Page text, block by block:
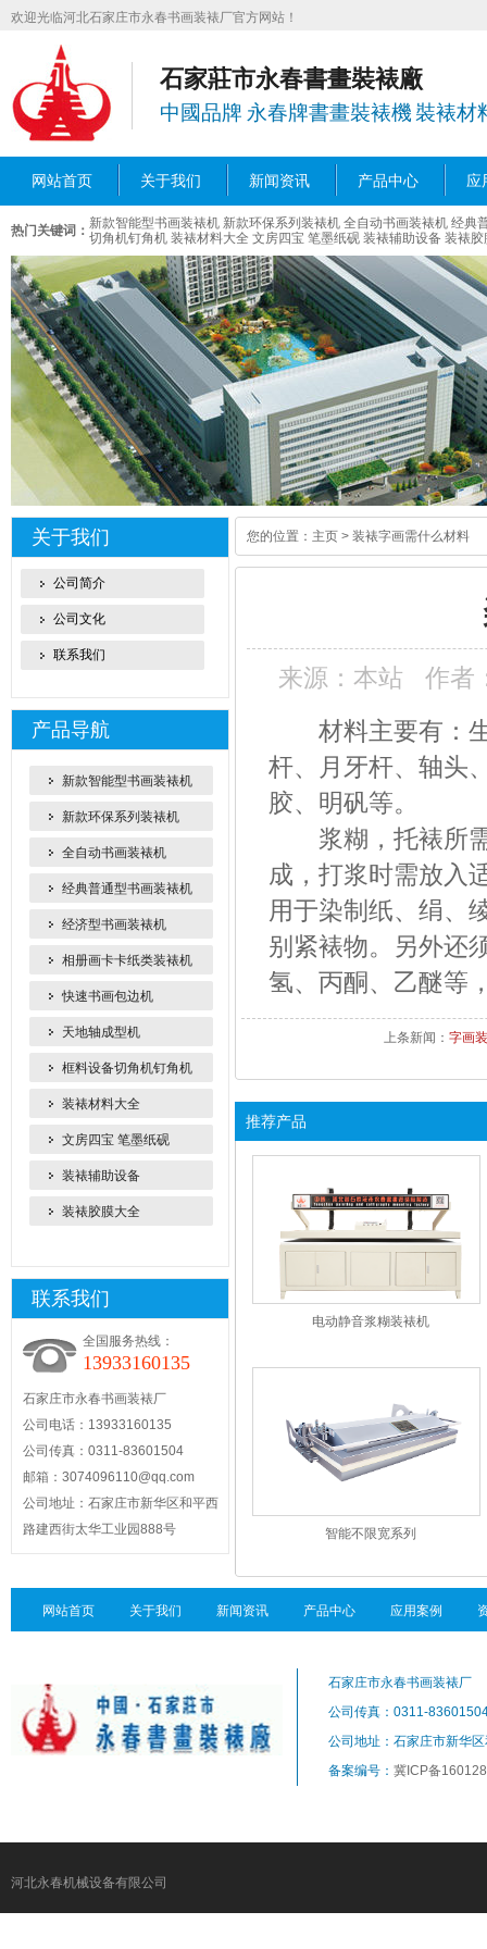
欢迎光临河北石家庄市永春书画装裱厂官方网站！
石家莊市永春書畫裝裱廠
中國品牌 永春牌書畫裝裱機 裝裱材
网站首页 关于我们 新闻资讯 产品中心 应
热门关键词： 新款智能型书画装裱机 新款环保系列装裱机 全自动书画装裱机 经典
切角机钉角机 装裱材料大全 文房四宝 笔墨纸砚 装裱辅助设备 装裱胶
关于我们
公司简介
公司文化
联系我们
产品导航
新款智能型书画装裱机
新款环保系列装裱机
全自动书画装裱机
经典普通型书画装裱机
经济型书画装裱机
相册画卡卡纸类装裱机
快速书画包边机
天地轴成型机
框料设备切角机钉角机
装裱材料大全
文房四宝 笔墨纸砚
装裱辅助设备
装裱胶膜大全
联系我们
全国服务热线：
13933160135
石家庄市永春书画装裱厂
公司电话：13933160135
公司传真：0311-83601504
邮箱：3074096110@qq.com
公司地址：石家庄市新华区和平西
路建西街太华工业园888号
您的位置： 主页 > 装裱字画需什么材料
来源：本站
作者
材料主要有：生
杆、月牙杆、轴头
胶、明矾等。
浆糊，托裱所需
成，打浆时需放入
用于染制纸、绢、
别紧裱物。另外还
氢、丙酮、乙醚等
上条新闻： 字画
推荐产品
电动静音浆糊装裱机
智能不限宽系列
网站首页 关于我们 新闻资讯 产品中心 应用案例
石家庄市永春书画装裱厂
公司传真：0311-
公司地址：石家庄市新华
备案编号： 冀ICP备
河北永春机械设备有限公司